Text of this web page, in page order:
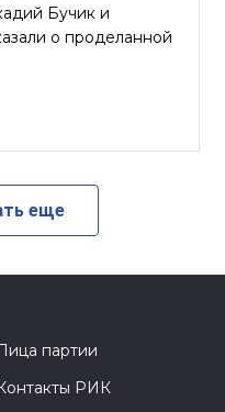
Бучик и
о проделанной
еще
партии
РИК